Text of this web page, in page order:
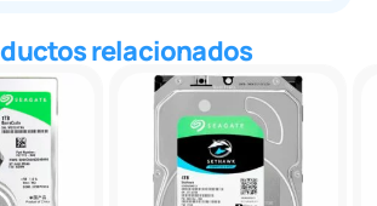
relacionados